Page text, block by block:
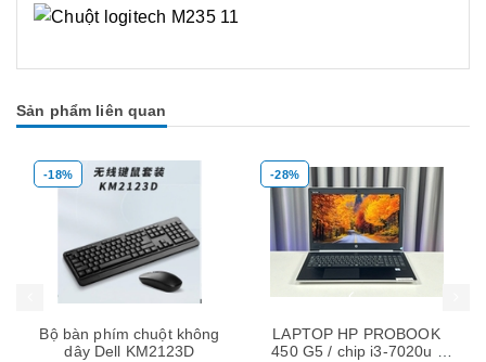
Sản phẩm liên quan
-18%
Bộ bàn phím chuột không
dây Dell KM2123D
-28%
LAPTOP HP PROBOOK
450 G5 / chip i3-7020u /
Mua hàng